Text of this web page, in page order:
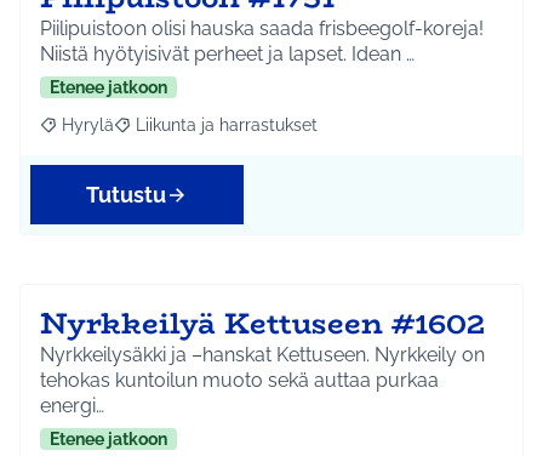
Piilipuistoon olisi hauska saada frisbeegolf-koreja!
Niistä hyötyisivät perheet ja lapset. Idean …
Etenee jatkoon
Rajaa tulokset aihepiirin mukaan: Hyrylä
Hyrylä Rajaa tulokset teeman mukaan: Liikunta ja
Liikunta ja harrastukset
Tutustu
Nyrkkeilyä Kettuseen #1602
Nyrkkeilysäkki ja –hanskat Kettuseen. Nyrkkeily on
tehokas kuntoilun muoto sekä auttaa purkaa
energi…
Etenee jatkoon